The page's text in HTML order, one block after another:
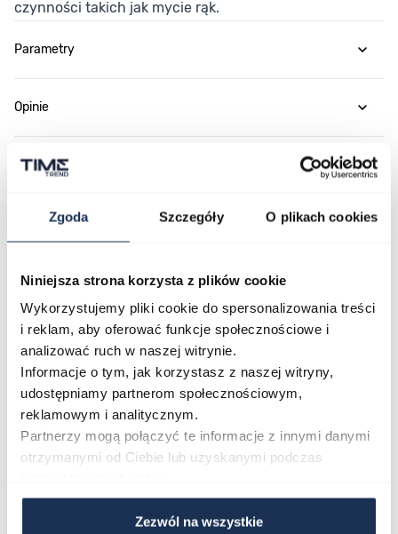
Zgoda Szczegóły O plikach cookies
Niniejsza strona korzysta z plików cookie
Wykorzystujemy pliki cookie do spersonalizowania treści
i reklam, aby oferować funkcje społecznościowe i
analizować ruch w naszej witrynie.
Informacje o tym, jak korzystasz z naszej witryny,
udostępniamy partnerom społecznościowym,
reklamowym i analitycznym.
Partnerzy mogą połączyć te informacje z innymi danymi
otrzymanymi od Ciebie lub uzyskanymi podczas
Zezwól na wszystkie
czynności takich jak mycie rąk.
Parametry
Opinie
Zapytaj o produkt
Płatność i dostawa
Najczęściej kupowane
Poruszanie się po elementach karuzeli jest możliwe za pomocą
Naciśnij, aby pominąć karuzelę
Naciśnij, aby przejść do nawigacji karuzeli